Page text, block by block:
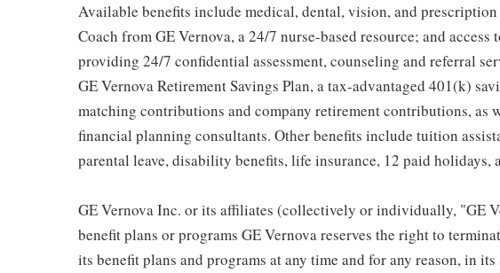
Available benefits include medical, dental, vision, and prescription
Coach from GE Vernova, a 24/7 nurse-based resource; and access
providing 24/7 confidential assessment, counseling and referral
GE Vernova Retirement Savings Plan, a tax-advantaged 401(k)
matching contributions and company retirement contributions, as
financial planning consultants. Other benefits include tuition
parental leave, disability benefits, life insurance, 12 paid holidays,
GE Vernova Inc. or its affiliates (collectively or individually, "GE
benefit plans or programs GE Vernova reserves the right to
its benefit plans and programs at any time and for any reason, in